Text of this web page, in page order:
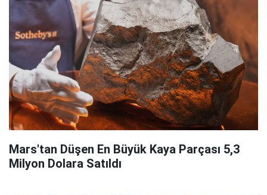
Mars'tan Düşen En Büyük Kaya Parçası 5,3
Milyon Dolara Satıldı